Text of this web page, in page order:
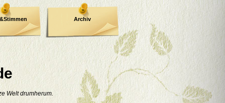
Welt drumherum.
Archiv